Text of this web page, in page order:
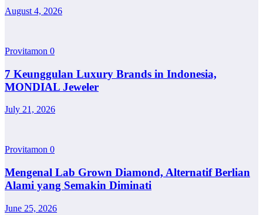
August 4, 2026
Provitamon 0
7 Keunggulan Luxury Brands in Indonesia,
MONDIAL Jeweler
July 21, 2026
Provitamon 0
Mengenal Lab Grown Diamond, Alternatif Berlian
Alami yang Semakin Diminati
June 25, 2026